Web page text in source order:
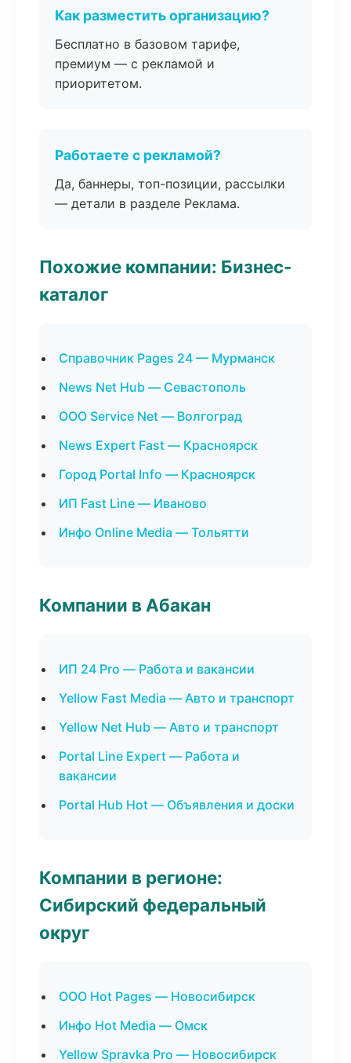
Как разместить организацию?
Бесплатно в базовом тарифе,
премиум — с рекламой и
приоритетом.
Работаете с рекламой?
Да, баннеры, топ-позиции, рассылки
— детали в разделе Реклама.
Похожие компании: Бизнес-
каталог
Справочник Pages 24 — Мурманск
News Net Hub — Севастополь
ООО Service Net — Волгоград
News Expert Fast — Красноярск
Город Portal Info — Красноярск
ИП Fast Line — Иваново
Инфо Online Media — Тольятти
Компании в Абакан
ИП 24 Pro — Работа и вакансии
Yellow Fast Media — Авто и транспорт
Yellow Net Hub — Авто и транспорт
Portal Line Expert — Работа и
вакансии
Portal Hub Hot — Объявления и доски
Компании в регионе:
Сибирский федеральный
округ
ООО Hot Pages — Новосибирск
Инфо Hot Media — Омск
Yellow Spravka Pro — Новосибирск